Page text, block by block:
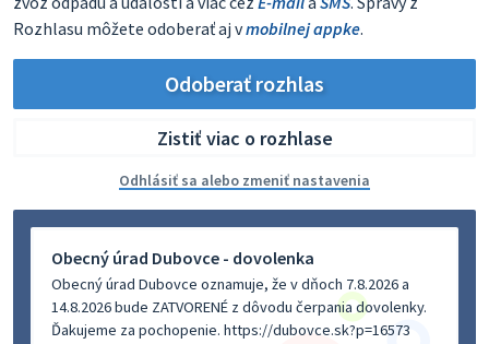
Rozhlasu môžete odoberať aj vmobilnej appke.
Odoberať rozhlas
Zistiť viac o rozhlase
Odhlásiť sa alebo zmeniť nastavenia
Obecný úrad Dubovce - dovolenka
Obecný úrad Dubovce oznamuje, že v dňoch 7.8.2026 a
14.8.2026 bude ZATVORENÉ z dôvodu čerpania dovolenky.
Ďakujeme za pochopenie. https://dubovce.sk?p=16573